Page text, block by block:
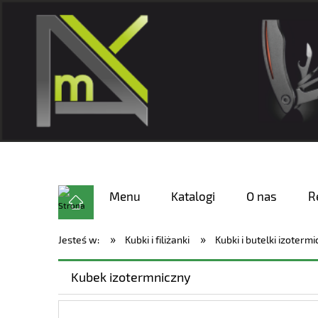
Menu Katalogi O nas
Jesteś w: » Kubki i filiżanki » Kubki i butelki
Kubek izotermniczny